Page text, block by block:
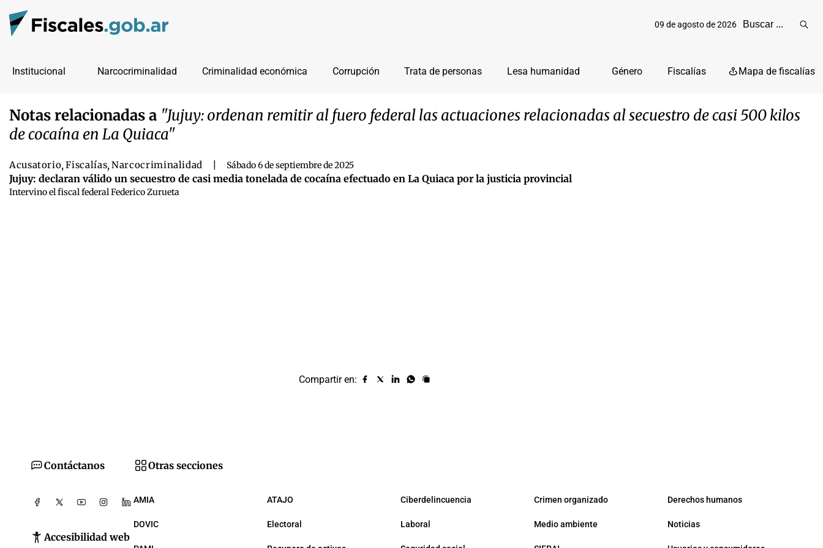
09 de agosto de 2026
Institucional Narcocriminalidad Criminalidad económica Corrupción Trata de personas Lesa humanidad Género Fiscalías Mapa de fiscalías
Notas relacionadas a "Jujuy: ordenan remitir al fuero federal las actuaciones relacionadas al secuestro de casi 500 kilos
de cocaína en La Quiaca"
Acusatorio, Fiscalías, Narcocriminalidad Sábado 6 de septiembre de 2025
Jujuy: declaran válido un secuestro de casi media tonelada de cocaína efectuado en La Quiaca por la justicia provincial
Intervino el fiscal federal Federico Zurueta
Compartir en:
Compartir
Compartir
Compartir
Compartir
Copiar
Contáctanos
Accesibilidad web
Otras secciones
AMIA ATAJO Ciberdelincuencia Crimen organizado Derechos humanos
DOVIC Electoral Laboral Medio ambiente Noticias